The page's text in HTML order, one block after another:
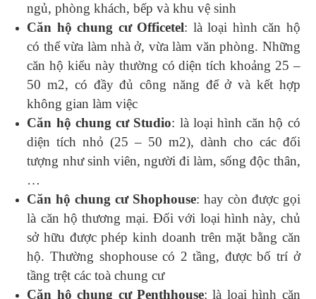
ngủ, phòng khách, bếp và khu vệ sinh
Căn hộ chung cư Officetel: là loại hình căn hộ
có thể vừa làm nhà ở, vừa làm văn phòng. Những
căn hộ kiểu này thường có diện tích khoảng 25 –
50 m2, có đầy đủ công năng để ở và kết hợp
không gian làm việc
Căn hộ chung cư Studio: là loại hình căn hộ có
diện tích nhỏ (25 – 50 m2), dành cho các đối
tượng như sinh viên, người đi làm, sống độc thân,
…
Căn hộ chung cư Shophouse: hay còn được gọi
là căn hộ thương mại. Đối với loại hình này, chủ
sở hữu được phép kinh doanh trên mặt bằng căn
hộ. Thường shophouse có 2 tầng, được bố trí ở
tầng trệt các toà chung cư
Căn hộ chung cư Penthhouse: là loại hình căn